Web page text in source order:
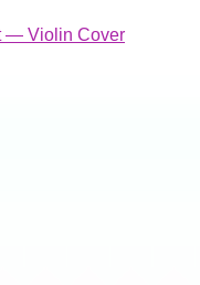
— Violin Cover